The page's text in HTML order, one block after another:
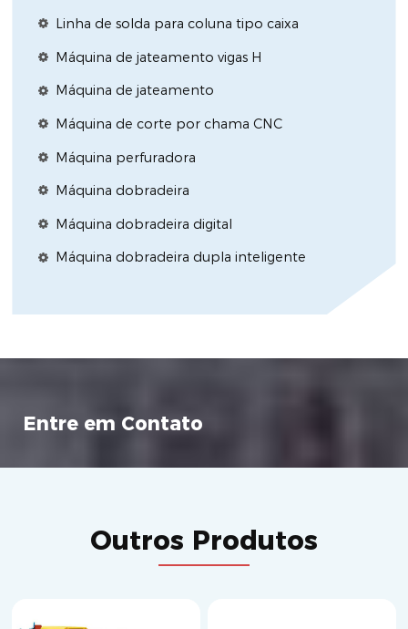
Linha de solda para coluna tipo caixa
Máquina de jateamento vigas H
Máquina de jateamento
Máquina de corte por chama CNC
Máquina perfuradora
Máquina dobradeira
Máquina dobradeira digital
Máquina dobradeira dupla inteligente
Entre em Contato
Outros Produtos